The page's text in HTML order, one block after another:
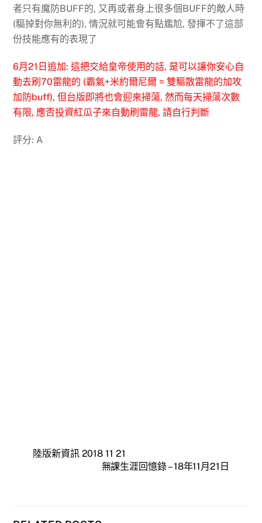
者只有魔防BUFF的, 又再或者身上很多個BUFF的敵人時
(驅掉對你無利的), 情況就可能會有點尷尬, 發揮不了這部
份技能應有的表現了
6月21日追加: 這把交給皇帝使用的話, 是可以讓你安心自
動去刷70雷龍的 (霸氣+米約爾尼爾 = 雙驅散雷龍的加攻
加防buff), 但台版即將也會迎來掃蕩, 然而每天掃蕩次數
有限, 應否投資紅瓜子來自動刷雷龍, 請自行判斷
評分: A
陸版新資訊 2018 11 21
無課生涯回憶錄 – 18年11月21日